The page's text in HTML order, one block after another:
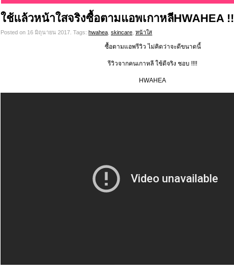
ใช้แล้วหน้าใสจริงซื้อตามแอพเกาหลีHWAHEA !!
Posted on 16 มิถุนายน 2017. Tags: hwahea skincare หน้าใส
ซื้อตามแอพรีวิว ไม่คิดว่าจะดีขนาดนี้
รีวิวจากคนเกาหลี ใช้ดีจริง ชอบ !!!!
HWAHEA